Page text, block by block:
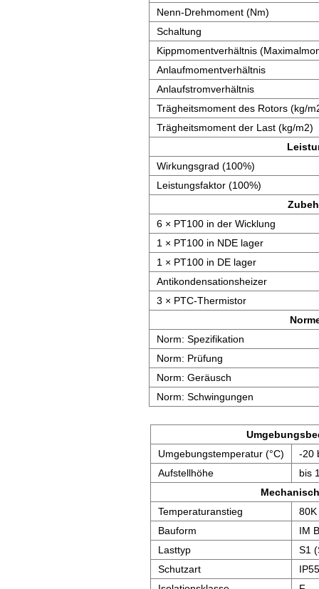
Nenn-Drehmoment (Nm)
Schaltung
Kippmomentverhältnis
Anlaufmomentverhältnis
Anlaufstromverhältnis
Trägheitsmoment des Rotors (kg/
Trägheitsmoment der Last (kg/m2)
Wirkungsgrad (100%)
Leistungsfaktor (100%)
6 × PT100 in der Wicklung
1 × PT100 in NDE lager
1 × PT100 in DE lager
Antikondensationsheizer
3 × PTC-Thermistor
Norm: Spezifikation
Norm: Prüfung
Norm: Geräusch
Norm: Schwingungen
Umgebungstemperatur (°C)
-20
Aufstellhöhe
bis
Temperaturanstieg
80K
Bauform
IM
Lasttyp
S1
Schutzart
IP55